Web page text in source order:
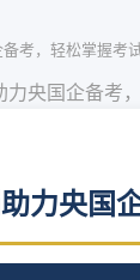
考，轻松掌握考
央国企备考
力央国